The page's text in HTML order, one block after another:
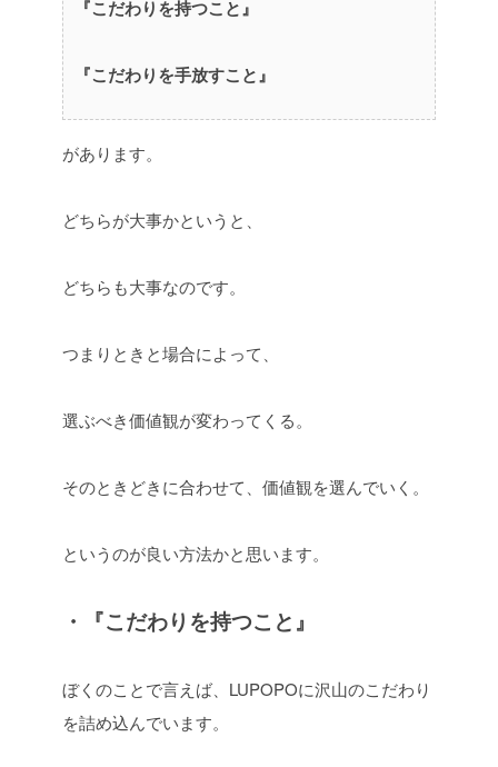
『こだわりを持つこと』
『こだわりを手放すこと』
があります。
どちらが大事かというと、
どちらも大事なのです。
つまりときと場合によって、
選ぶべき価値観が変わってくる。
そのときどきに合わせて、価値観を選んでいく。
というのが良い方法かと思います。
・『こだわりを持つこと』
ぼくのことで言えば、LUPOPOに沢山のこだわり
を詰め込んでいます。